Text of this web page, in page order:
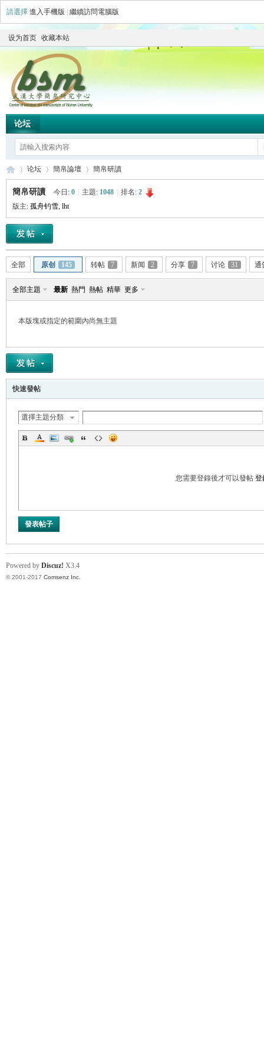
請選擇 進入手機版 繼續訪問電腦版
设为首页 收藏本站
论坛
简 »
论坛
›
簡帛論壇
›
簡帛研讀
簡帛研讀 今日: 0 主題: 1048 排名: 2
版主: 孤舟钓雪, lht
全部 原创 145 转帖 7 新闻 2 分享 7 讨论 31 通
全部主題 最新 熱門 熱帖 精華 更多
本版塊或指定的範圍內尚無主題
快速發帖
選擇主題分類
您需要登錄後才可以發帖 登
發表帖子
Powered by Discuz! X3.4
© 2001-2017 Comsenz Inc.